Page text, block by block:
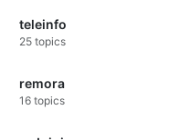
teleinfo
25 topics
remora
16 topics